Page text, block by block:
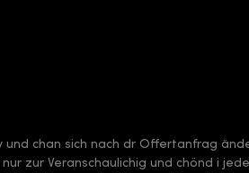
und chan sich nach dr Offertanfrag
zur Veranschaulichig und chönd i